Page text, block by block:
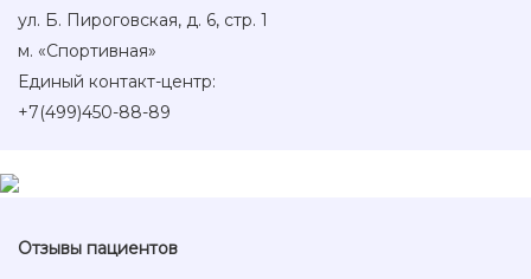
ул. Б. Пироговская, д. 6, стр. 1
м. «Спортивная»
Единый контакт-центр:
+7(499)450-88-89
Отзывы пациентов